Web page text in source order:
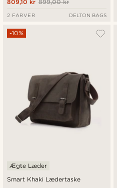
899,00 kr
809,10 kr
2 FARVER DELTON BAGS
Smart Khaki Lædertaske
-10%
Ægte Læder